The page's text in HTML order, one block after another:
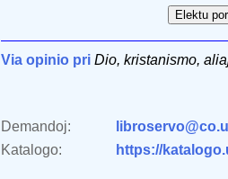
Via opinio pri Dio, kristanismo,
Demandoj:
Katalogo:
https://